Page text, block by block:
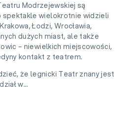
Modrzejewskiej są
wielokrotnie widzieli
Łodzi, Wrocławia,
dużych miast, ale także
– niewielkich miejscowości,
kontakt z teatrem.
że legnicki Teatr znany jest
w...